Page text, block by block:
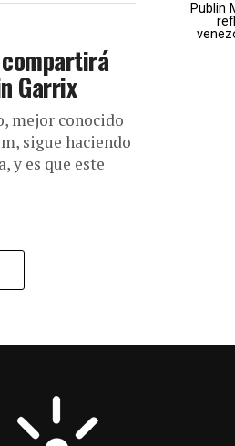
Garrix
mejor conocido
sigue haciendo
y es que este
Publin